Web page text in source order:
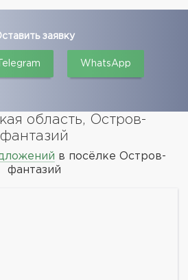
заявку
Telegram WhatsApp
область, Остров-
фантазий
в посёлке Остров-
фантазий